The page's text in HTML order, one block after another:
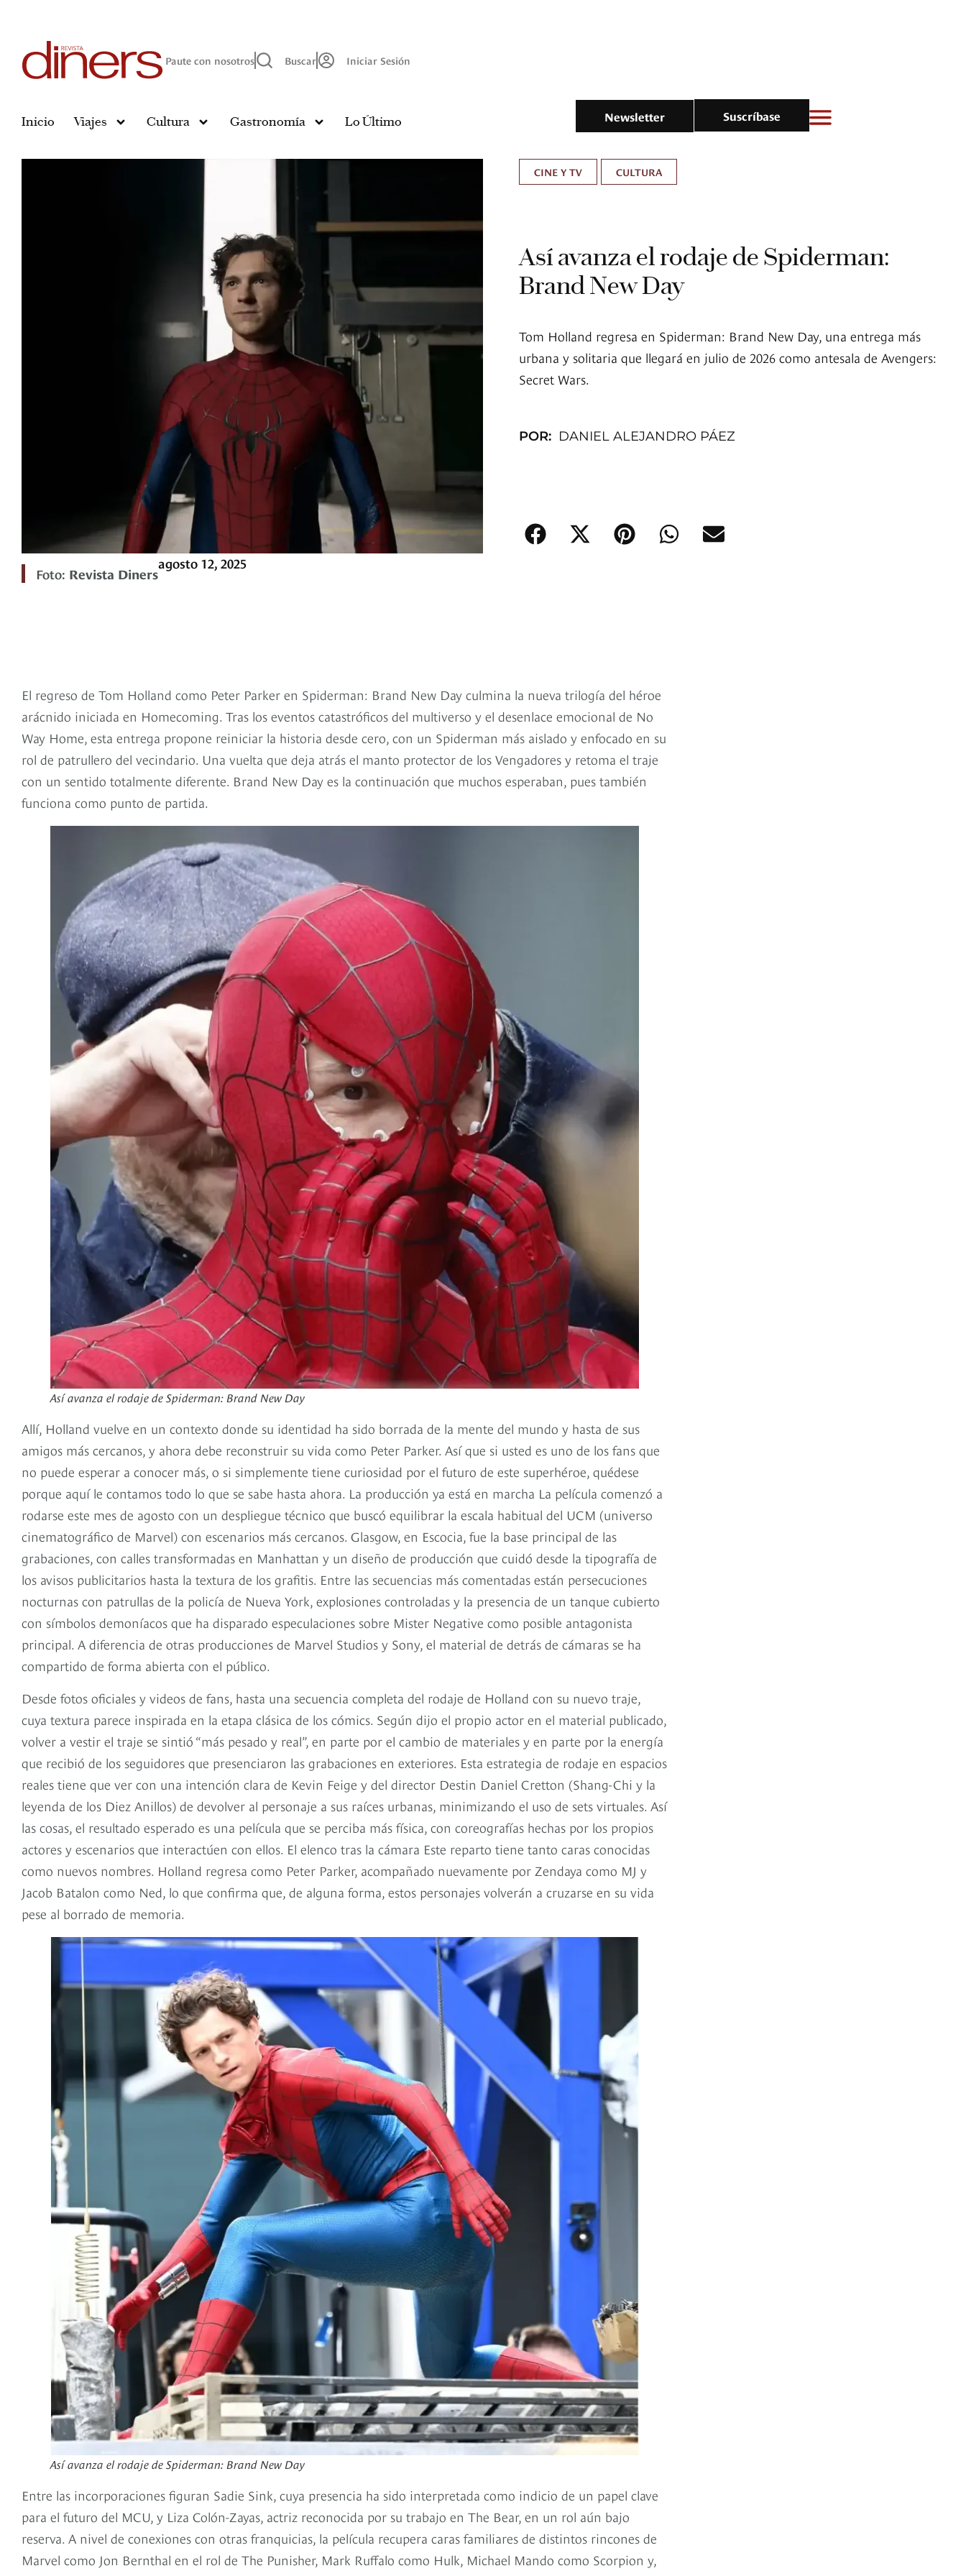
Paute con nosotros Buscar Iniciar Sesión
Inicio Viajes Cultura Gastronomía Lo Último Newsletter Suscríbase
Foto: Revista Diners
agosto 12, 2025
CINE Y TV CULTURA
Así avanza el rodaje de Spiderman:
Brand New Day
Tom Holland regresa en Spiderman: Brand New Day, una entrega más
urbana y solitaria que llegará en julio de 2026 como antesala de Avengers:
Secret Wars.
POR: DANIEL ALEJANDRO PÁEZ
El regreso de Tom Holland como Peter Parker en Spiderman: Brand New Day culmina la nueva trilogía del héroe
arácnido iniciada en Homecoming. Tras los eventos catastróficos del multiverso y el desenlace emocional de No
Way Home, esta entrega propone reiniciar la historia desde cero, con un Spiderman más aislado y enfocado en su
rol de patrullero del vecindario. Una vuelta que deja atrás el manto protector de los Vengadores y retoma el traje
con un sentido totalmente diferente. Brand New Day es la continuación que muchos esperaban, pues también
funciona como punto de partida.
Así avanza el rodaje de Spiderman: Brand New Day
Allí, Holland vuelve en un contexto donde su identidad ha sido borrada de la mente del mundo y hasta de sus
amigos más cercanos, y ahora debe reconstruir su vida como Peter Parker. Así que si usted es uno de los fans que
no puede esperar a conocer más, o si simplemente tiene curiosidad por el futuro de este superhéroe, quédese
porque aquí le contamos todo lo que se sabe hasta ahora. La producción ya está en marcha La película comenzó a
rodarse este mes de agosto con un despliegue técnico que buscó equilibrar la escala habitual del UCM (universo
cinematográfico de Marvel) con escenarios más cercanos. Glasgow, en Escocia, fue la base principal de las
grabaciones, con calles transformadas en Manhattan y un diseño de producción que cuidó desde la tipografía de
los avisos publicitarios hasta la textura de los grafitis. Entre las secuencias más comentadas están persecuciones
nocturnas con patrullas de la policía de Nueva York, explosiones controladas y la presencia de un tanque cubierto
con símbolos demoníacos que ha disparado especulaciones sobre Mister Negative como posible antagonista
principal. A diferencia de otras producciones de Marvel Studios y Sony, el material de detrás de cámaras se ha
compartido de forma abierta con el público.
Desde fotos oficiales y videos de fans, hasta una secuencia completa del rodaje de Holland con su nuevo traje,
cuya textura parece inspirada en la etapa clásica de los cómics. Según dijo el propio actor en el material publicado,
volver a vestir el traje se sintió “más pesado y real”, en parte por el cambio de materiales y en parte por la energía
que recibió de los seguidores que presenciaron las grabaciones en exteriores. Esta estrategia de rodaje en espacios
reales tiene que ver con una intención clara de Kevin Feige y del director Destin Daniel Cretton (Shang-Chi y la
leyenda de los Diez Anillos) de devolver al personaje a sus raíces urbanas, minimizando el uso de sets virtuales. Así
las cosas, el resultado esperado es una película que se perciba más física, con coreografías hechas por los propios
actores y escenarios que interactúen con ellos. El elenco tras la cámara Este reparto tiene tanto caras conocidas
como nuevos nombres. Holland regresa como Peter Parker, acompañado nuevamente por Zendaya como MJ y
Jacob Batalon como Ned, lo que confirma que, de alguna forma, estos personajes volverán a cruzarse en su vida
pese al borrado de memoria.
Así avanza el rodaje de Spiderman: Brand New Day
Entre las incorporaciones figuran Sadie Sink, cuya presencia ha sido interpretada como indicio de un papel clave
para el futuro del MCU, y Liza Colón-Zayas, actriz reconocida por su trabajo en The Bear, en un rol aún bajo
reserva. A nivel de conexiones con otras franquicias, la película recupera caras familiares de distintos rincones de
Marvel como Jon Bernthal en el rol de The Punisher, Mark Ruffalo como Hulk, Michael Mando como Scorpion y,